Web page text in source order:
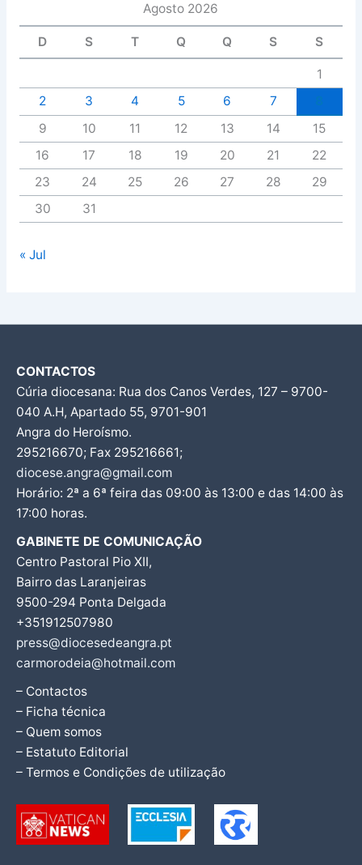
Agosto 2026
D S T Q Q S S
1
2
3 4 5 6 7
9
10 11 12 13 14
15
16
17 18 19 20 21
22
23
24 25 26 27 28
29
30
31
« Jul
CONTACTOS
Cúria diocesana: Rua dos Canos Verdes, 127 – 9700-
040 A.H, Apartado 55, 9701-901
Angra do Heroísmo.
295216670; Fax 295216661;
diocese.angra@gmail.com
Horário: 2ª a 6ª feira das 09:00 às 13:00 e das 14:00 às
17:00 horas.
GABINETE DE COMUNICAÇÃO
Centro Pastoral Pio XII,
Bairro das Laranjeiras
9500-294 Ponta Delgada
+351912507980
press@diocesedeangra.pt
carmorodeia@hotmail.com
– Contactos
– Ficha técnica
– Quem somos
– Estatuto Editorial
– Termos e Condições de utilização